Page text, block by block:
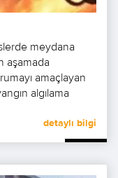
meydana
aşamada
amaçlayan
algılama
ile tespit
detaylı bilgi